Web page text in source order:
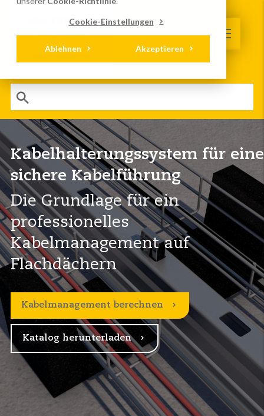
Cookie-Einstellungen
Akzeptieren
Ablehnen
Kabelhalterungssystem für eine
sichere Kabelführung
Die Grundlage für ein
professionelles
Kabelmanagement auf
Flachdächern
Kabelmanagement berechnen
Katalog herunterladen